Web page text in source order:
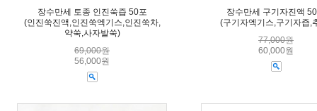
장수만세 토종 인진쑥즙 50포
(인진쑥진액,인진쑥엑기스,인진쑥차,
약쑥,사자발쑥)
69,000원
56,000원
장수만세 구기자진액
(구기자엑기스,구기자즙,
77,000원
60,000원